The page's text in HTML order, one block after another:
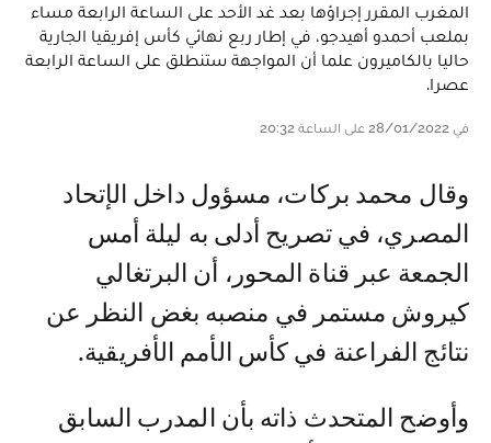
المغرب المقرر إجراؤها بعد غد الأحد على الساعة الرابعة مساء
بملعب أحمدو أهيدجو، في إطار ربع نهائي كأس إفريقيا الجارية
حاليا بالكاميرون علما أن المواجهة ستنطلق على الساعة الرابعة
عصرا.
في 28/01/2022 على الساعة 20:32
وقال محمد بركات، مسؤول داخل الإتحاد
المصري، في تصريح أدلى به ليلة أمس
الجمعة عبر قناة المحور، أن البرتغالي
كيروش مستمر في منصبه بغض النظر عن
نتائج الفراعنة في كأس الأمم الأفريقية.
وأوضح المتحدث ذاته بأن المدرب السابق